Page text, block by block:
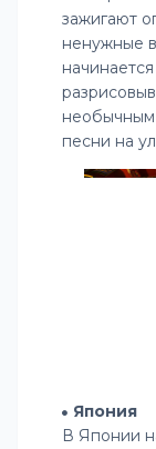
зажигают
ненужные
необычным
песни на
Япония
В Японии